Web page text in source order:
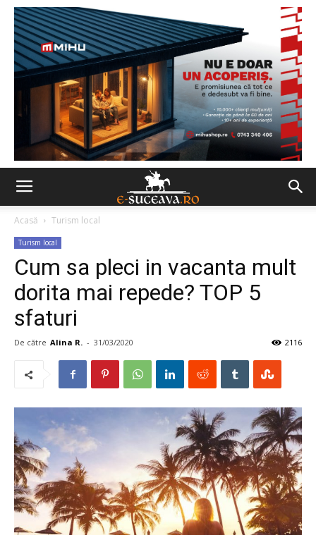
Acasă Turism local
Turism local
Cum sa pleci in vacanta mult
dorita mai repede? TOP 5
sfaturi
De către Alina R. - 31/03/2020 2116